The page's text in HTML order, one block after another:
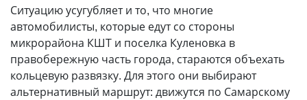
Ситуацию усугубляет и то, что многие
автомобилисты, которые едут со стороны
микрорайона КШТ и поселка Куленовка в
правобережную часть города, стараются объехать
кольцевую развязку. Для этого они выбирают
альтернативный маршрут: движутся по Самарскому